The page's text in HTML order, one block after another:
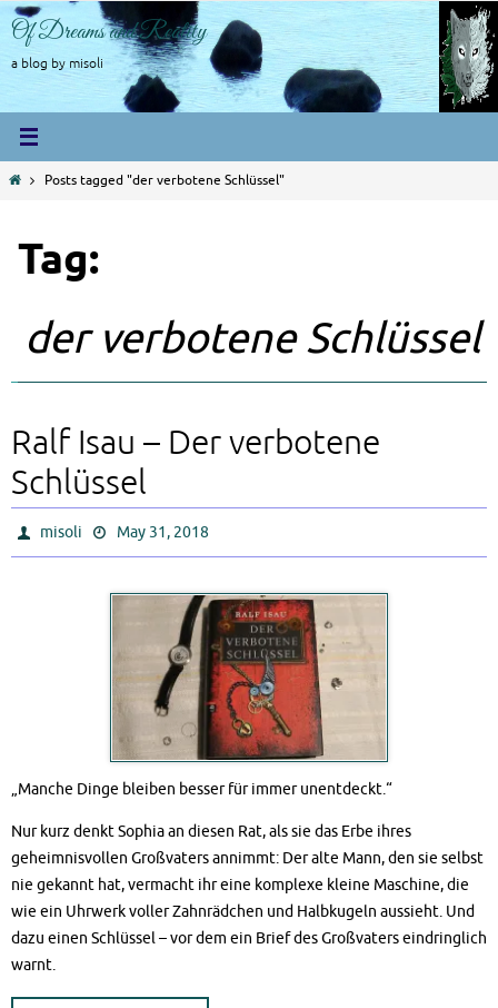
Skip
to
content
Of Dreams and Reality
a blog by misoli
HomePosts tagged "der verbotene Schlüssel"
Tag:
der verbotene Schlüssel
Ralf Isau – Der verbotene
Schlüssel
misoli May 31, 2018
„Manche Dinge bleiben besser für immer unentdeckt.“
Nur kurz denkt Sophia an diesen Rat, als sie das Erbe ihres
geheimnisvollen Großvaters annimmt: Der alte Mann, den sie selbst
nie gekannt hat, vermacht ihr eine komplexe kleine Maschine, die
wie ein Uhrwerk voller Zahnrädchen und Halbkugeln aussieht. Und
dazu einen Schlüssel – vor dem ein Brief des Großvaters eindringlich
warnt.